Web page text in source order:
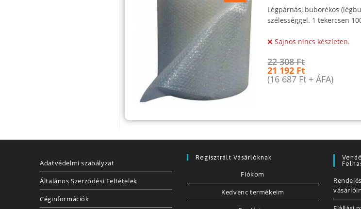
Légpárnás, buborékos
szélességgel. 1 tekercsen
❌ Sajnos nincs készleten.
22 308Ft
21 192 Ft
(16 687 Ft + ÁFA)
Adatvédelmi szabályzat
Általános Szerződési Feltételek
Céginformációk
Regisztrált Vásárlóknak
Fiókom
Kedvenc termékeim